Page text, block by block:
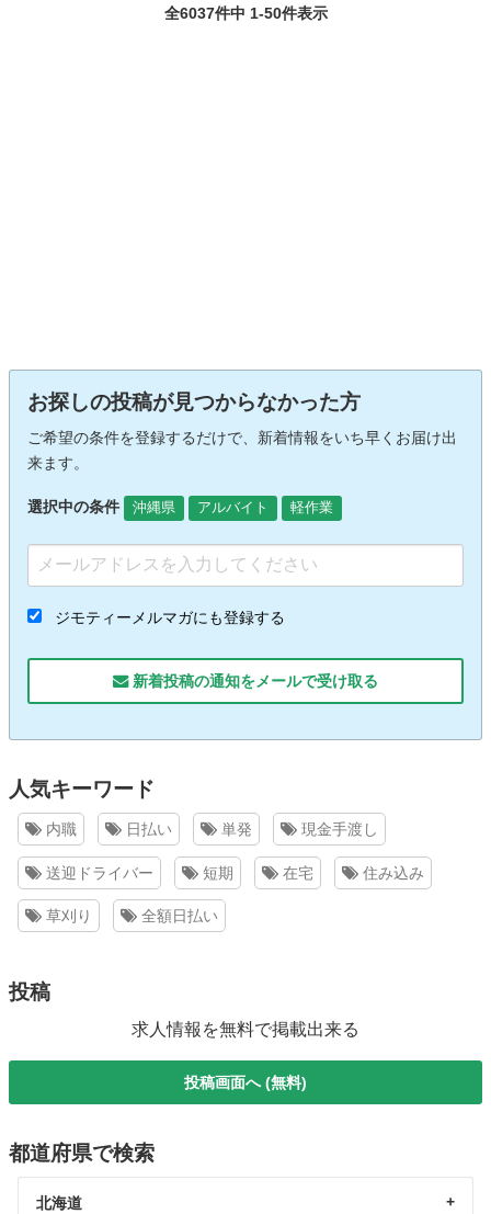
全6037件中 1-50件表示
お探しの投稿が見つからなかった方
ご希望の条件を登録するだけで、新着情報をいち早くお届け出
来ます。
選択中の条件 沖縄県 アルバイト 軽作業
ジモティーメルマガにも登録する
新着投稿の通知をメールで受け取る
人気キーワード
内職 日払い 単発 現金手渡し
送迎ドライバー 短期 在宅 住み込み
草刈り 全額日払い
投稿
求人情報を無料で掲載出来る
投稿画面へ (無料)
都道府県で検索
北海道